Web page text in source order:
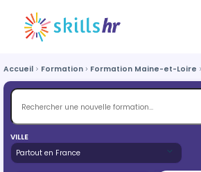
Accueil Formation Formation Maine-et-Loire
VILLE